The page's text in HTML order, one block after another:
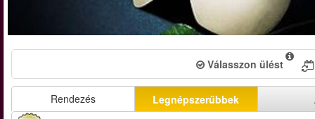
Válasszon ülést
Rendezés Legnépszerűbbek